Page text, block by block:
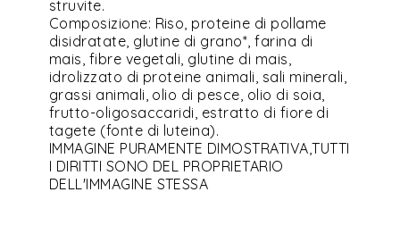
struvite.
Composizione: Riso, proteine di pollame
disidratate, glutine di grano*, farina di
mais, fibre vegetali, glutine di mais,
idrolizzato di proteine animali, sali minerali,
grassi animali, olio di pesce, olio di soia,
frutto-oligosaccaridi, estratto di fiore di
tagete (fonte di luteina).
IMMAGINE PURAMENTE DIMOSTRATIVA,TUTTI
I DIRITTI SONO DEL PROPRIETARIO
DELL'IMMAGINE STESSA